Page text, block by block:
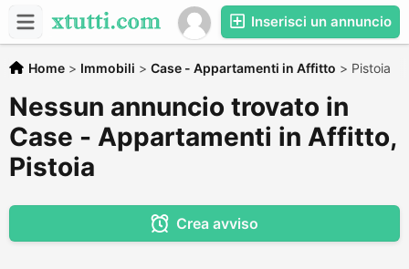
Inserisci un annuncio
Home > Immobili > Case - Appartamenti in Affitto > Pistoia
Nessun annuncio trovato in
Case - Appartamenti in Affitto,
Pistoia
Crea avviso